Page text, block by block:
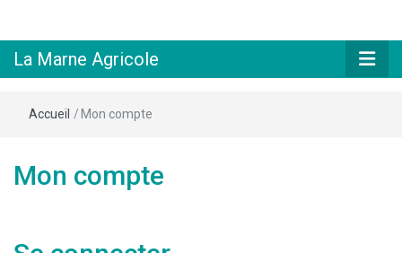
Agricole
La Marne Agricole
Accueil /Mon compte
Mon compte